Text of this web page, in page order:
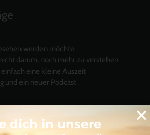
werden möchte
darum, noch mehr zu verstehen
eine kleine Auszeit
und ein neuer Podcast
dich in unsere